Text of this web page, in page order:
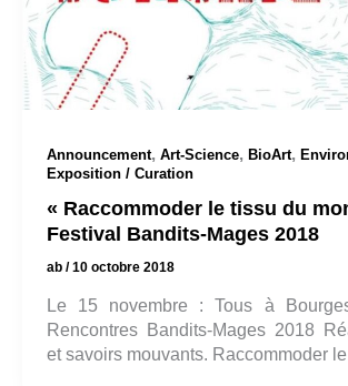
Announcement, Art-Science, BioArt,
Exposition / Curation
« Raccommoder le tissu du
Festival Bandits-Mages 2018
ab /10 octobre 2018
Le 15 novembre : Tous à
Rencontres Bandits-Mages 2018
et savoirs mouvants. Raccommoder le